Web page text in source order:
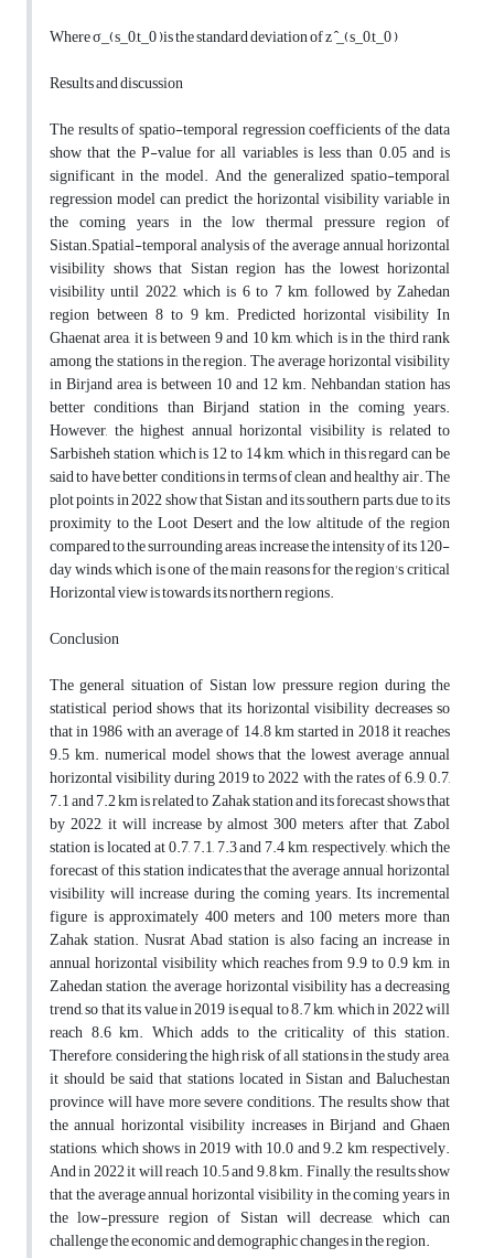
Where σ_(s_0,t_0 )is the standard deviation of z ̂_(s_0,t_0 )
Results and discussion
The results of spatio-temporal regression coefficients of the data
show that the P-value for all variables is less than 0.05 and is
significant in the model. And the generalized spatio-temporal
regression model can predict the horizontal visibility variable in
the coming years in the low thermal pressure region of
Sistan.Spatial-temporal analysis of the average annual horizontal
visibility shows that Sistan region has the lowest horizontal
visibility until 2022, which is 6 to 7 km, followed by Zahedan
region between 8 to 9 km. Predicted horizontal visibility In
Ghaenat area, it is between 9 and 10 km, which is in the third rank
among the stations in the region. The average horizontal visibility
in Birjand area is between 10 and 12 km. Nehbandan station has
better conditions than Birjand station in the coming years.
However, the highest annual horizontal visibility is related to
Sarbisheh station, which is 12 to 14 km, which in this regard can be
said to have better conditions in terms of clean and healthy air. The
plot points in 2022 show that Sistan and its southern parts, due to its
proximity to the Loot Desert and the low altitude of the region
compared to the surrounding areas, increase the intensity of its 120-
day winds, which is one of the main reasons for the region's critical
Horizontal view is towards its northern regions.
Conclusion
The general situation of Sistan low pressure region during the
statistical period shows that its horizontal visibility decreases so
that in 1986 with an average of 14.8 km started in 2018 it reaches
9.5 km. numerical model shows that the lowest average annual
horizontal visibility during 2019 to 2022 with the rates of 6.9, 0.7,
7.1 and 7.2 km is related to Zahak station and its forecast shows that
by 2022, it will increase by almost 300 meters, after that, Zabol
station is located at 0.7, 7.1, 7.3 and 7.4 km, respectively, which the
forecast of this station indicates that the average annual horizontal
visibility will increase during the coming years. Its incremental
figure is approximately 400 meters and 100 meters more than
Zahak station. Nusrat Abad station is also facing an increase in
annual horizontal visibility which reaches from 9.9 to 0.9 km, in
Zahedan station, the average horizontal visibility has a decreasing
trend, so that its value in 2019 is equal to 8.7 km, which in 2022 will
reach 8.6 km. Which adds to the criticality of this station.
Therefore, considering the high risk of all stations in the study area,
it should be said that stations located in Sistan and Baluchestan
province will have more severe conditions. The results show that
the annual horizontal visibility increases in Birjand and Ghaen
stations, which shows in 2019 with 10.0 and 9.2 km, respectively.
And in 2022 it will reach 10.5 and 9.8 km. Finally, the results show
that the average annual horizontal visibility in the coming years in
the low-pressure region of Sistan will decrease, which can
challenge the economic and demographic changes in the region.